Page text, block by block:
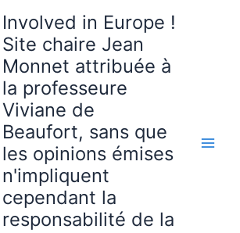
Involved in Europe !
Site chaire Jean
Monnet attribuée à
la professeure
Viviane de
Beaufort, sans que
les opinions émises
n'impliquent
cependant la
responsabilité de la